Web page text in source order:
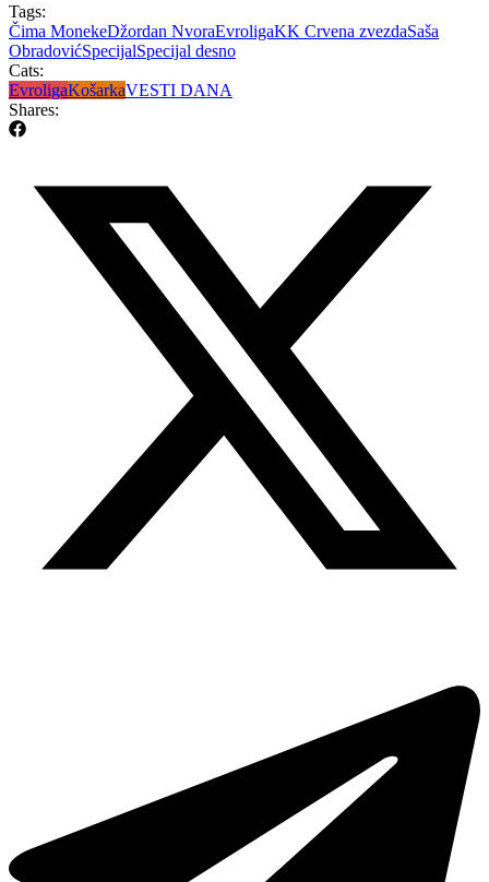
Tags:
Čima MonekeDžordan NvoraEvroligaKK Crvena zvezdaSaša
ObradovićSpecijalSpecijal desno
Cats:
EvroligaKošarkaVESTI DANA
Shares: